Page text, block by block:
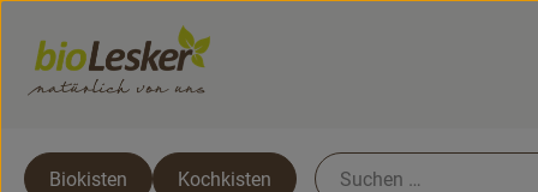
Biokisten Kochkisten